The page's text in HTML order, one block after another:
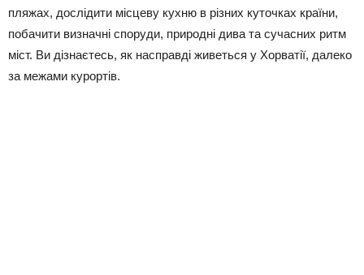
пляжах, дослідити місцеву кухню в різних куточках країни,
побачити визначні споруди, природні дива та сучасних ритм
міст. Ви дізнаєтесь, як насправді живеться у Хорватії, далеко
за межами курортів.